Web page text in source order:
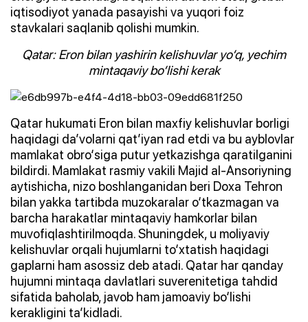
iqtisodiyot yanada pasayishi va yuqori foiz
stavkalari saqlanib qolishi mumkin.
Qatar: Eron bilan yashirin kelishuvlar yo‘q, yechim
mintaqaviy bo‘lishi kerak
Qatar hukumati Eron bilan maxfiy kelishuvlar borligi
haqidagi da’volarni qat’iyan rad etdi va bu ayblovlar
mamlakat obro‘siga putur yetkazishga qaratilganini
bildirdi. Mamlakat rasmiy vakili Majid al-Ansoriyning
aytishicha, nizo boshlanganidan beri Doxa Tehron
bilan yakka tartibda muzokaralar o‘tkazmagan va
barcha harakatlar mintaqaviy hamkorlar bilan
muvofiqlashtirilmoqda. Shuningdek, u moliyaviy
kelishuvlar orqali hujumlarni to‘xtatish haqidagi
gaplarni ham asossiz deb atadi. Qatar har qanday
hujumni mintaqa davlatlari suverenitetiga tahdid
sifatida baholab, javob ham jamoaviy bo‘lishi
kerakligini ta’kidladi.